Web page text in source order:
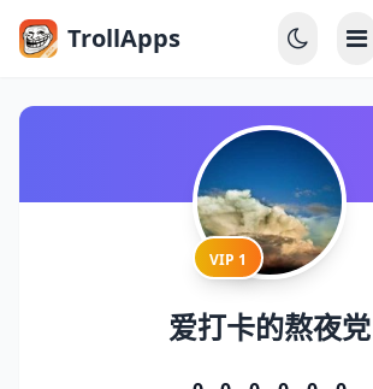
TrollApps
VIP 1
爱打卡的熬夜党